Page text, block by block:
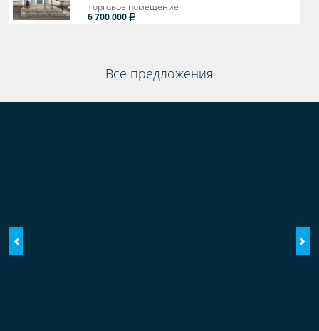
Торговое помещение
6 700 000
Все предложения